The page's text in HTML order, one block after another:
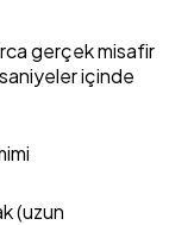
gerçek misafir
içinde
(uzun